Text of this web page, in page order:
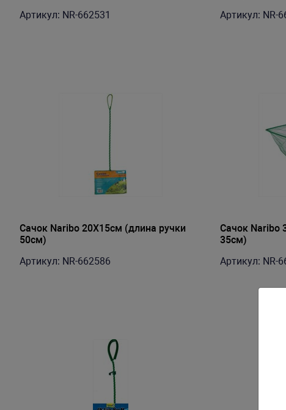
Артикул: NR-662531
Артикул: NR-
Сачок Naribo 20X15см (длина ручки
50см)
Артикул: NR-662586
Сачок Naribo
35см)
Артикул: NR-